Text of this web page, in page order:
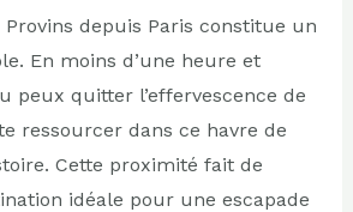
Provins depuis Paris constitue un
En moins d’une heure et
peux quitter l’effervescence de
ressourcer dans ce havre de
Cette proximité fait de
idéale pour une escapade